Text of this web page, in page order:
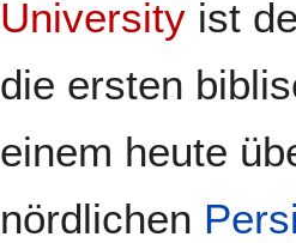
University ist
die ersten
einem heute
nördlichen